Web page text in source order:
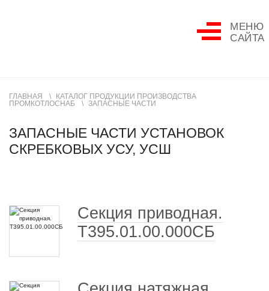
МЕНЮ
САЙТА
ГЛАВНАЯ
КАТАЛОГ ПРОДУКЦИИ ПРОИЗВОДСТВА
ПРОМКОТЛОСНАБ
ЗАПАСНЫЕ ЧАСТИ
ЗАПАСНЫЕ ЧАСТИ УСТАНОВОК
СКРЕБКОВЫХ УСУ, УСШ
Секция приводная.
Т395.01.00.000СБ